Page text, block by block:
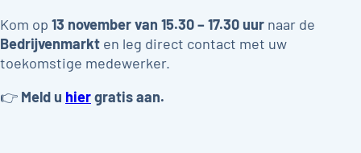
Kom op 13 november van 15.30 – 17.30 uur naar de
Bedrijvenmarkt en leg direct contact met uw
toekomstige medewerker.
👉 Meld u hiergratis aan.